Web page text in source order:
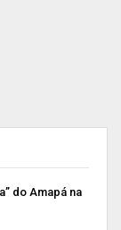
do Amapá na